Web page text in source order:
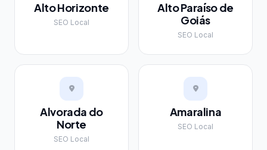
Alto Horizonte
SEO Local
Alto Paraíso de
Goiás
SEO Local
Alvorada do
Norte
SEO Local
Amaralina
SEO Local